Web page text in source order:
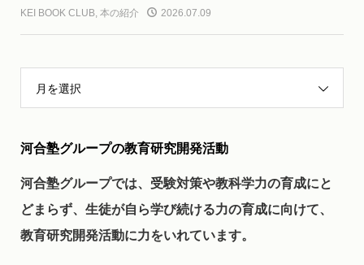
KEI BOOK CLUB, 本の紹介 2026.07.09
月を選択
河合塾グループの教育研究開発活動
河合塾グループでは、受験対策や教科学力の育成にと
どまらず、生徒が自ら学び続ける力の育成に向けて、
教育研究開発活動に力をいれています。